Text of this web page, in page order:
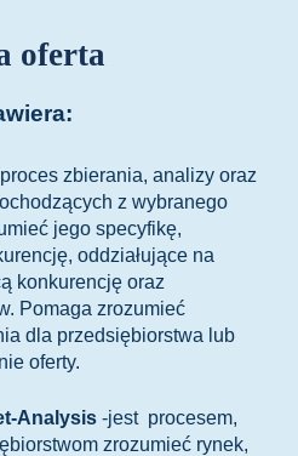
oferta
zbierania, analizy oraz
z wybranego
jego specyfikę,
oddziałujące na
konkurencję oraz
Pomaga zrozumieć
dla przedsiębiorstwa lub
oferty.
Analysis-jest procesem,
zrozumieć rynek,